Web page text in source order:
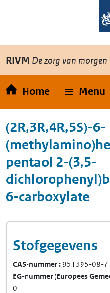
Overslaan en naar de inhoud gaan
RIVM De zorg van morgen
Home Menu
(2R,3R,4R,5S)-6-
pentaol 2-(3,5-
6-carboxylate
Stofgegevens
CAS-nummer 951395-08-7
EG-nummer(Europees
0